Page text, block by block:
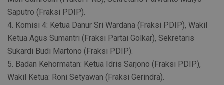
Saputro (Fraksi PDIP).
4. Komisi 4: Ketua Danur Sri Wardana (Fraksi PDIP), Wakil
Ketua Agus Sumantri (Fraksi Partai Golkar), Sekretaris
Sukardi Budi Martono (Fraksi PDIP).
5. Badan Kehormatan: Ketua Idris Sarjono (Fraksi PDIP),
Wakil Ketua: Roni Setyawan (Fraksi Gerindra).